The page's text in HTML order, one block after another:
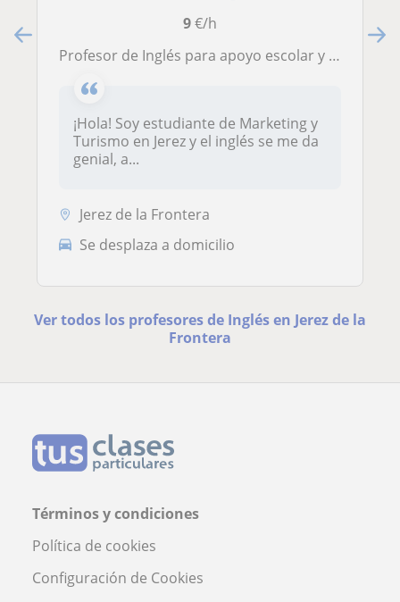
9€/h
Profesor de Inglés para apoyo escolar y refuerzo, clases online o presenciales
¡Hola! Soy estudiante de Marketing y
Turismo en Jerez y el inglés se me da
genial, a...
Jerez de la Frontera
Se desplaza a domicilio
Ver todos los profesores de Inglés en Jerez de la
Frontera
Términos y condiciones
Política de cookies
Configuración de Cookies